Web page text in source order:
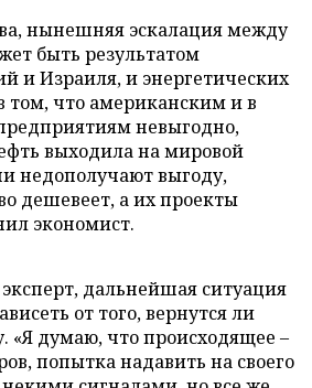
нынешняя эскалация между
быть результатом
и Израиля, и энергетических
том, что американским и в
невыгодно,
выходила на мировой
недополучают выгоду,
дешевеет, а их проекты
экономист.
дальнейшая ситуация
от того, вернутся ли
«Я думаю, что происходящее –
попытка надавить на своего